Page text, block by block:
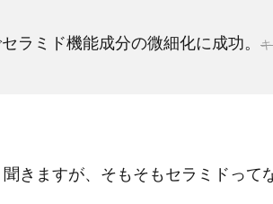
ラミド機能成分の微細化に成功。
聞きますが、そもそもセラミドって